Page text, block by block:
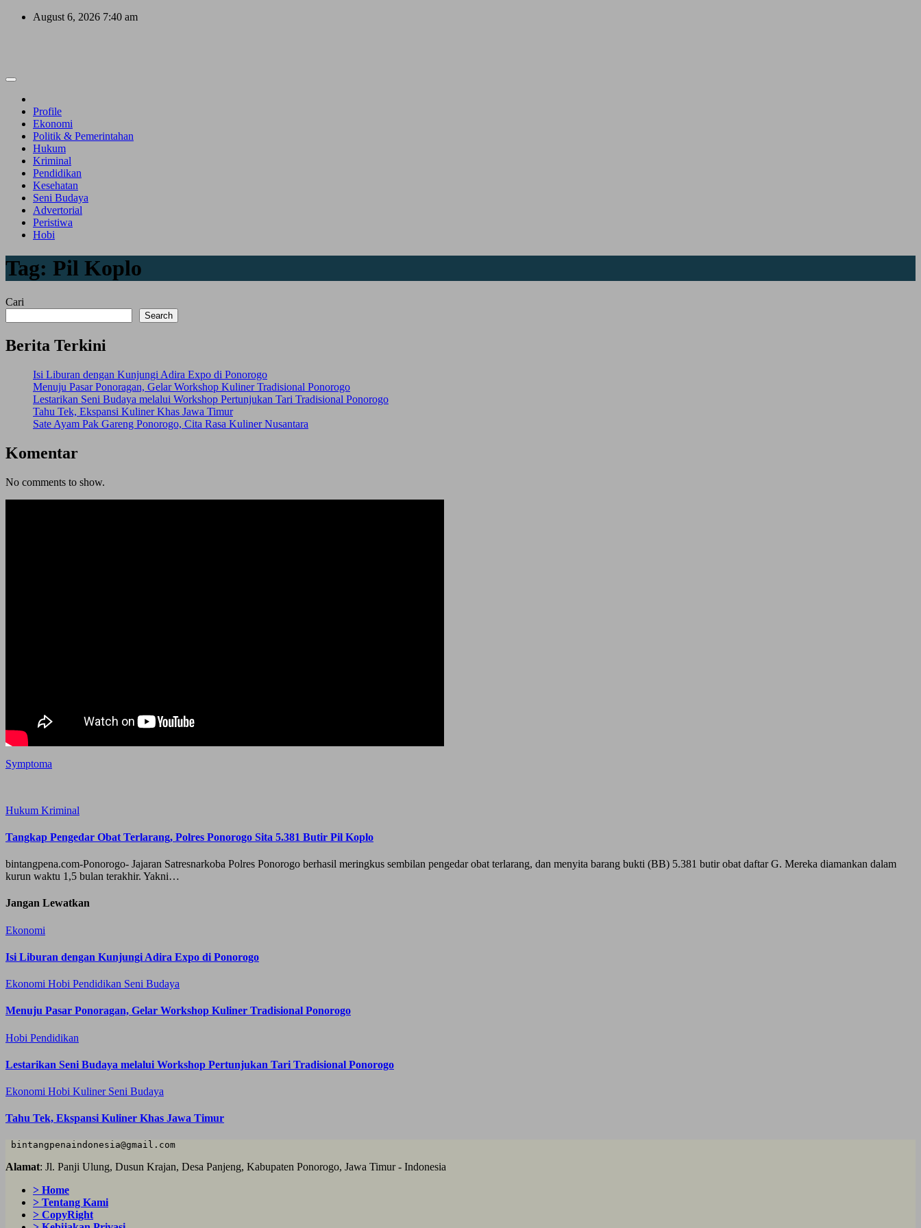
Skip
August 6, 2026 7:40 am
Profile
Ekonomi
Politik & Pemerintahan
Hukum
Kriminal
Pendidikan
Kesehatan
Seni Budaya
Advertorial
Peristiwa
Hobi
Tag: Pil Koplo
Cari
Search
Berita Terkini
Isi Liburan dengan Kunjungi Adira Expo di Ponorogo
Menuju Pasar Ponoragan, Gelar Workshop Kuliner Tradisional Ponorogo
Lestarikan Seni Budaya melalui Workshop Pertunjukan Tari Tradisional Ponorogo
Tahu Tek, Ekspansi Kuliner Khas Jawa Timur
Sate Ayam Pak Gareng Ponorogo, Cita Rasa Kuliner Nusantara
Komentar
No comments to show.
Symptoma
Hukum Kriminal
Tangkap Pengedar Obat Terlarang, Polres Ponorogo Sita 5.381 Butir Pil Koplo
bintangpena.com-Ponorogo- Jajaran Satresnarkoba Polres Ponorogo berhasil meringkus sembilan pengedar obat terlarang, dan menyita barang bukti (BB) 5.381 butir obat daftar G. Mereka diamankan dalam
kurun waktu 1,5 bulan terakhir. Yakni…
Jangan Lewatkan
Ekonomi
Isi Liburan dengan Kunjungi Adira Expo di Ponorogo
Ekonomi Hobi Pendidikan Seni Budaya
Menuju Pasar Ponoragan, Gelar Workshop Kuliner Tradisional Ponorogo
Hobi Pendidikan
Lestarikan Seni Budaya melalui Workshop Pertunjukan Tari Tradisional Ponorogo
Ekonomi Hobi Kuliner Seni Budaya
Tahu Tek, Ekspansi Kuliner Khas Jawa Timur
bintangpenaindonesia@gmail.com
Alamat: Jl. Panji Ulung, Dusun Krajan, Desa Panjeng, Kabupaten Ponorogo, Jawa Timur - Indonesia
> Home
> Tentang Kami
> CopyRight